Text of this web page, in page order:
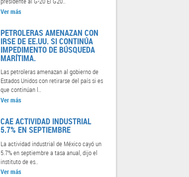
Ver más
PETROLERAS AMENAZAN CON
IRSE DE EE.UU. SI CONTINÚA
IMPEDIMENTO DE BÚSQUEDA
MARÍTIMA.
Las petroleras amenazan al gobierno de
Estados Unidos con retirarse del país si es
que continúan l..
Ver más
CAE ACTIVIDAD INDUSTRIAL
5.7% EN SEPTIEMBRE
La actividad industrial de México cayó un
5.7% en septiembre a tasa anual, dijo el
instituto de es..
Ver más